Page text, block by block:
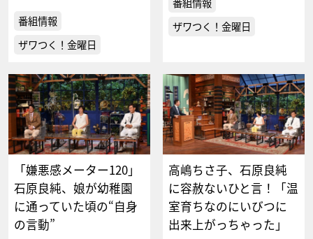
番組情報
ザワつく！金曜日
ザワつく！金曜日
「嫌悪感メーター120」
石原良純、娘が幼稚園
に通っていた頃の“自身
の言動”
高嶋ちさ子、石原良純
に容赦ないひと言！「温
室育ちなのにいびつに
出来上がっちゃった」